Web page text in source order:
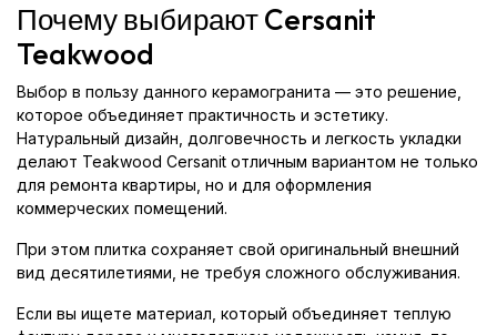
Почему выбирают Cersanit
Teakwood
Выбор в пользу данного керамогранита — это решение,
которое объединяет практичность и эстетику.
Натуральный дизайн, долговечность и легкость укладки
делают Teakwood Cersanit отличным вариантом не только
для ремонта квартиры, но и для оформления
коммерческих помещений.
При этом плитка сохраняет свой оригинальный внешний
вид десятилетиями, не требуя сложного обслуживания.
Если вы ищете материал, который объединяет теплую